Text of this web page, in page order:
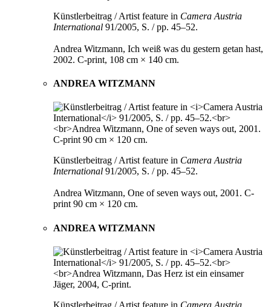
Künstlerbeitrag / Artist feature in Camera Austria
International 91/2005, S. / pp. 45–52.
Andrea Witzmann, Ich weiß was du gestern getan hast,
2002. C-print, 108 cm × 140 cm.
ANDREA WITZMANN
Künstlerbeitrag / Artist feature in Camera Austria
International 91/2005, S. / pp. 45–52.
Andrea Witzmann, One of seven ways out, 2001. C-
print 90 cm × 120 cm.
ANDREA WITZMANN
Künstlerbeitrag / Artist feature in Camera Austria